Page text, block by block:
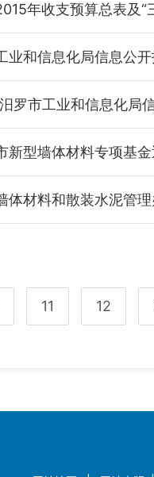
年收支预算总表及“
业和信息化局信息公
罗市工业和信息化局
体材料和散装水泥管
11 12